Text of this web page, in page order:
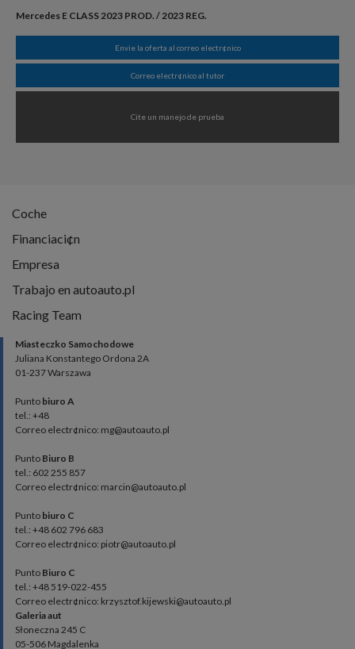
Mercedes E CLASS 2023 PROD. / 2023 REG.
Envie la oferta al correo electr¢nico
Correo electr¢nico al tutor
Cite un manejo de prueba
Coche
Financiaci¢n
Empresa
Trabajo en autoauto.pl
Racing Team
Miasteczko Samochodowe
Juliana Konstantego Ordona 2A
01-237 Warszawa
Punto biuro A
tel.: +48
Correo electr¢nico: mg@autoauto.pl
Punto Biuro B
tel.: 602 255 857
Correo electr¢nico: marcin@autoauto.pl
Punto biuro C
tel.: +48 602 796 683
Correo electr¢nico: piotr@autoauto.pl
Punto Biuro C
tel.: +48 519-022-455
Correo electr¢nico: krzysztof.kijewski@autoauto.pl
Galeria aut
Słoneczna 245 C
05-506 Magdalenka